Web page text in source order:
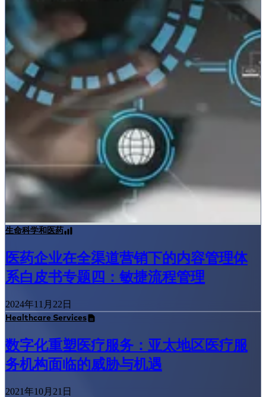
生命科学和医药
医药企业在全渠道营销下的内容管理体
系白皮书专题四：敏捷流程管理
2024年11月22日
Healthcare Services
数字化重塑医疗服务：亚太地区医疗服
务机构面临的威胁与机遇
2021年10月21日